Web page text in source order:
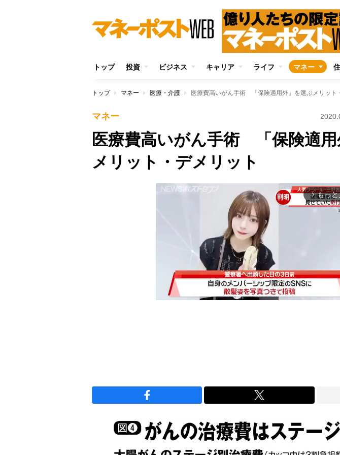
トップ 投資 ビジネス キャリア ライフ マネー
トップ マネー 医療・介護 医療費高いがん手術 「保険適用外」を選ぶメリット
マネー
医療費高いがん手術 「保険適
メリット・デメリット
arrow_forward_ios もっと